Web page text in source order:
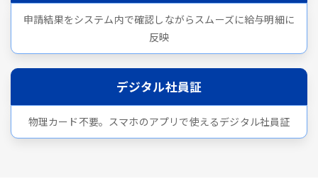
申請結果をシステム内で確認しながらスムーズに給与明細に
反映
デジタル社員証
物理カード不要。スマホのアプリで使えるデジタル社員証